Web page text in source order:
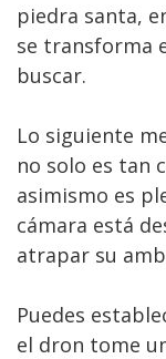
piedra santa,
se transforma
buscar.
Lo siguiente
no solo es tan
asimismo es
cámara está
atrapar su
Puedes
el dron tome